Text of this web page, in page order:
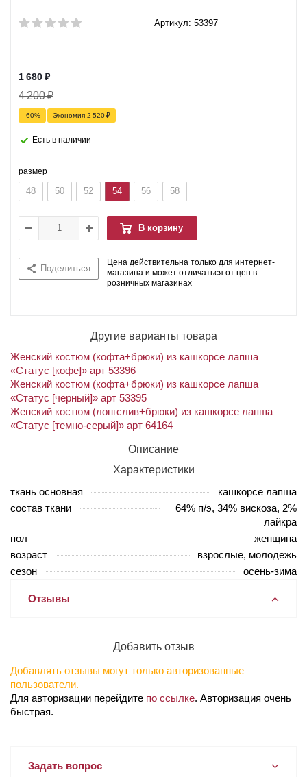
Артикул: 53397
1 680₽
4 200₽
-60% Экономия 2 520₽
Есть в наличии
размер
48 50 52 54 56 58
В корзину
Поделиться
Цена действительна только для интернет-
магазина и может отличаться от цен в
розничных магазинах
Другие варианты товара
Женский костюм (кофта+брюки) из кашкорсе лапша
«Статус [кофе]» арт 53396
Женский костюм (кофта+брюки) из кашкорсе лапша
«Статус [черный]» арт 53395
Женский костюм (лонгслив+брюки) из кашкорсе лапша
«Статус [темно-серый]» арт 64164
Описание
Характеристики
ткань основная
кашкорсе лапша
состав ткани
64% п/э, 34% вискоза, 2%
лайкра
пол
женщина
возраст
взрослые, молодежь
сезон
осень-зима
Отзывы
Добавить отзыв
Добавлять отзывы могут только авторизованные
пользователи.
Для авторизации перейдите по ссылке. Авторизация очень
быстрая.
Задать вопрос